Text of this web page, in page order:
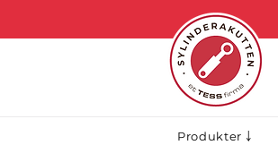
Produkter ￬